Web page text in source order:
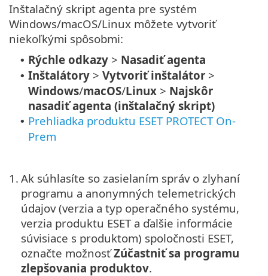
Inštalačný skript agenta pre systém
Windows/macOS/Linux môžete vytvoriť
niekoľkými spôsobmi:
• Rýchle odkazy > Nasadiť agenta
• Inštalátory > Vytvoriť inštalátor >
Windows/macOS/Linux > Najskôr
nasadiť agenta (inštalačný skript)
• Prehliadka produktu ESET PROTECT On-
Prem
1. Ak súhlasíte so zasielaním správ o zlyhaní
programu a anonymných telemetrických
údajov (verzia a typ operačného systému,
verzia produktu ESET a ďalšie informácie
súvisiace s produktom) spoločnosti ESET,
označte možnosťZúčastniť sa programu
zlepšovania produktov.